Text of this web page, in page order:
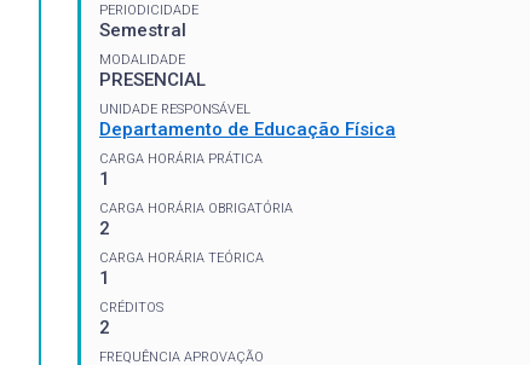
PERIODICIDADE
Semestral
MODALIDADE
PRESENCIAL
UNIDADE RESPONSÁVEL
Departamento de Educação Física
CARGA HORÁRIA PRÁTICA
1
CARGA HORÁRIA OBRIGATÓRIA
2
CARGA HORÁRIA TEÓRICA
1
CRÉDITOS
2
FREQUÊNCIA APROVAÇÃO